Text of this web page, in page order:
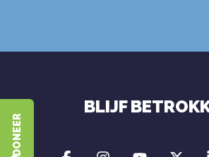
DONEER
BLIJF